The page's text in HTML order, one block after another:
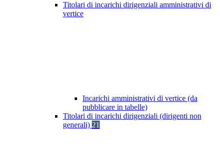
Titolari di incarichi dirigenziali amministrativi di
vertice
Incarichi amministrativi di vertice (da
pubblicare in tabelle)
Titolari di incarichi dirigenziali (dirigenti non
generali) 21